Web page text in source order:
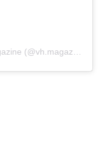
Une publication partagée par VH magazine (@vh.magazine)